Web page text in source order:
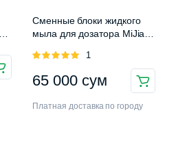
Сменные блоки жидкого
мыла для дозатора MiJia
Dispenser
Оценка
1
65 000 сум
Платная доставка по городу